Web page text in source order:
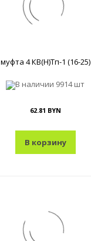
муфта 4 КВ(Н)Тп-1 (16-25)
В наличии 9914 шт
62.81 BYN
В корзину